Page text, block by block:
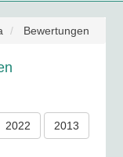
Bewertungen
2022 2013